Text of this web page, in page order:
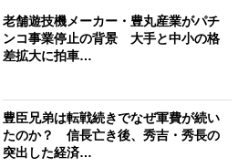
老舗遊技機メーカー・豊丸産業がパチ
ンコ事業停止の背景 大手と中小の格
差拡大に拍車…
豊臣兄弟は転戦続きでなぜ軍費が続い
たのか？ 信長亡き後、秀吉・秀長の
突出した経済…